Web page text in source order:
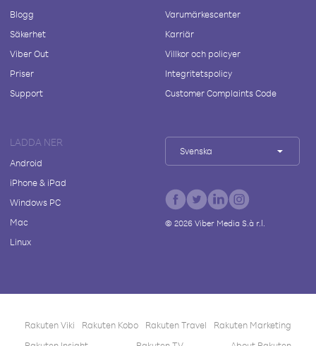
Blogg
Säkerhet
Viber Out
Priser
Support
Varumärkescenter
Karriär
Villkor och policyer
Integritetspolicy
Customer Complaints Code
LADDA NER
Android
iPhone & iPad
Windows PC
Mac
Linux
Svenska
© 2026Viber Media S.à r.l.
Rakuten Viki Rakuten Kobo Rakuten Travel
Rakuten Marketing